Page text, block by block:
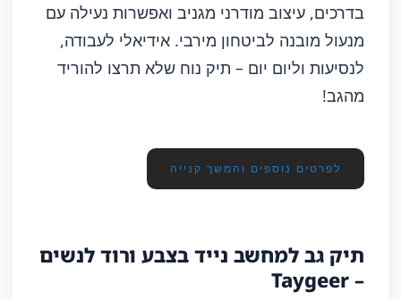
בדרכים, עיצוב מודרני מגניב ואפשרות נעילה עם
מנעול מובנה לביטחון מירבי. אידיאלי לעבודה,
לנסיעות וליום יום – תיק נוח שלא תרצו להוריד
מהגב!
לפרטים נוספים והמשך קנייה
תיק גב למחשב נייד בצבע ורוד לנשים
–
Taygeer